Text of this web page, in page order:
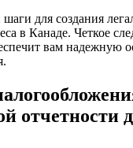
для создания
в Канаде. Четкое
вам надежную
отчетности